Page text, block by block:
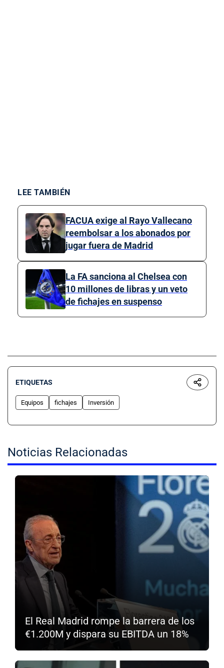
LEE TAMBIÉN
FACUA exige al Rayo Vallecano
reembolsar a los abonados por
jugar fuera de Madrid
La FA sanciona al Chelsea con
10 millones de libras y un veto
de fichajes en suspenso
ETIQUETAS
Equipos fichajes Inversión
Noticias Relacionadas
El Real Madrid rompe la barrera de los
€1.200M y dispara su EBITDA un 18%